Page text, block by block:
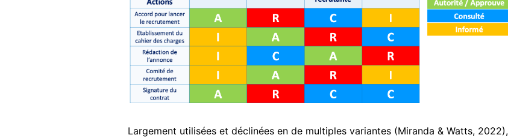
Largement utilisées et déclinées en de multiples variantes (Miranda & Watts, 2022),